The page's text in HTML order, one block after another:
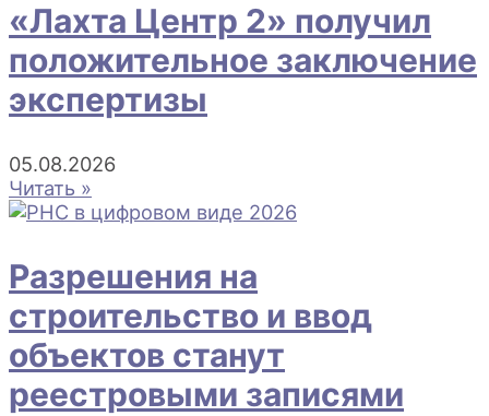
«Лахта Центр 2» получил
положительное заключение
экспертизы
05.08.2026
Читать »
Разрешения на
строительство и ввод
объектов станут
реестровыми записями